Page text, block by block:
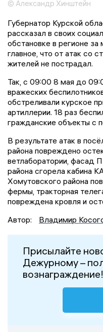
© Александр Хинштейн
Губернатор Курской
рассказал в своих
обстановке в регионе
главное, что от атак со
жителей не пострадал.
Так, с 09:00 8 мая до
вражеских
обстреливали курское
артиллерии. 18 раз
гражданские объекты с
В результате атак в
района повреждено
ветлаборатории, фасад
района сгорела кабина
Хомутовского района
фермы, тракторная
повреждена кровля и
Автор:
Владимир
Присылайте
Дежурному –
вознаграждение!